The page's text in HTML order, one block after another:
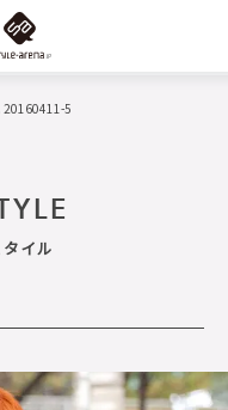
20160411-5
イル